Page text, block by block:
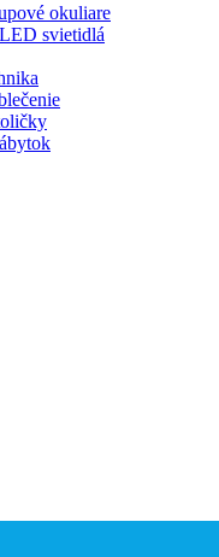
okuliare
svietidlá